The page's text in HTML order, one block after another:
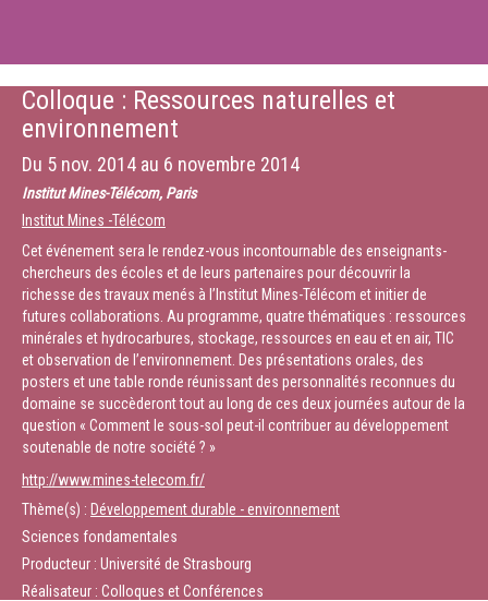
Colloque : Ressources naturelles et
environnement
Du 5 nov. 2014 au 6 novembre 2014
Institut Mines-Télécom, Paris
Institut Mines -Télécom
Cet événement sera le rendez-vous incontournable des enseignants-
chercheurs des écoles et de leurs partenaires pour découvrir la
richesse des travaux menés à l’Institut Mines-Télécom et initier de
futures collaborations. Au programme, quatre thématiques : ressources
minérales et hydrocarbures, stockage, ressources en eau et en air, TIC
et observation de l’environnement. Des présentations orales, des
posters et une table ronde réunissant des personnalités reconnues du
domaine se succèderont tout au long de ces deux journées autour de la
question « Comment le sous-sol peut-il contribuer au développement
soutenable de notre société ? »
http://www.mines-telecom.fr/
Thème(s) : Développement durable - environnement
Sciences fondamentales
Producteur : Université de Strasbourg
Réalisateur : Colloques et Conférences